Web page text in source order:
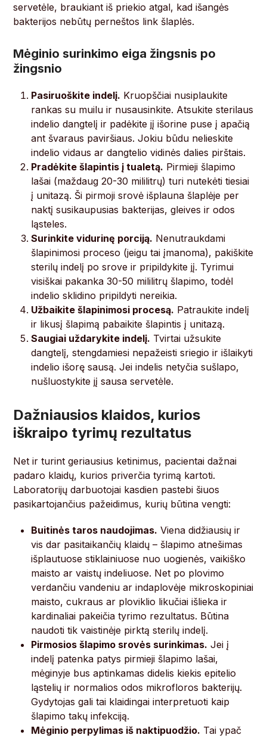
servetėle, braukiant iš priekio atgal, kad išangės
bakterijos nebūtų perneštos link šlaplės.
Mėginio surinkimo eiga žingsnis po
žingsnio
Pasiruoškite indelį. Kruopščiai nusiplaukite
rankas su muilu ir nusausinkite. Atsukite sterilaus
indelio dangtelį ir padėkite jį išorine puse į apačią
ant švaraus paviršiaus. Jokiu būdu nelieskite
indelio vidaus ar dangtelio vidinės dalies pirštais.
Pradėkite šlapintis į tualetą. Pirmieji šlapimo
lašai (maždaug 20-30 mililitrų) turi nutekėti tiesiai
į unitazą. Ši pirmoji srovė išplauna šlaplėje per
naktį susikaupusias bakterijas, gleives ir odos
ląsteles.
Surinkite vidurinę porciją. Nenutraukdami
šlapinimosi proceso (jeigu tai įmanoma), pakiškite
sterilų indelį po srove ir pripildykite jį. Tyrimui
visiškai pakanka 30-50 mililitrų šlapimo, todėl
indelio sklidino pripildyti nereikia.
Užbaikite šlapinimosi procesą. Patraukite indelį
ir likusį šlapimą pabaikite šlapintis į unitazą.
Saugiai uždarykite indelį. Tvirtai užsukite
dangtelį, stengdamiesi nepažeisti sriegio ir išlaikyti
indelio išorę sausą. Jei indelis netyčia sušlapo,
nušluostykite jį sausa servetėle.
Dažniausios klaidos, kurios
iškraipo tyrimų rezultatus
Net ir turint geriausius ketinimus, pacientai dažnai
padaro klaidų, kurios priverčia tyrimą kartoti.
Laboratorijų darbuotojai kasdien pastebi šiuos
pasikartojančius pažeidimus, kurių būtina vengti:
Buitinės taros naudojimas. Viena didžiausių ir
vis dar pasitaikančių klaidų – šlapimo atnešimas
išplautuose stiklainiuose nuo uogienės, vaikiško
maisto ar vaistų indeliuose. Net po plovimo
verdančiu vandeniu ar indaplovėje mikroskopiniai
maisto, cukraus ar ploviklio likučiai išlieka ir
kardinaliai pakeičia tyrimo rezultatus. Būtina
naudoti tik vaistinėje pirktą sterilų indelį.
Pirmosios šlapimo srovės surinkimas. Jei į
indelį patenka patys pirmieji šlapimo lašai,
mėginyje bus aptinkamas didelis kiekis epitelio
ląstelių ir normalios odos mikrofloros bakterijų.
Gydytojas gali tai klaidingai interpretuoti kaip
šlapimo takų infekciją.
Mėginio perpylimas iš naktipuodžio. Tai ypač